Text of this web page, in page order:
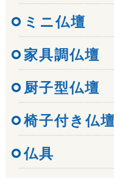
ミニ仏壇
家具調仏壇
厨子型仏壇
椅子付き仏壇
仏具